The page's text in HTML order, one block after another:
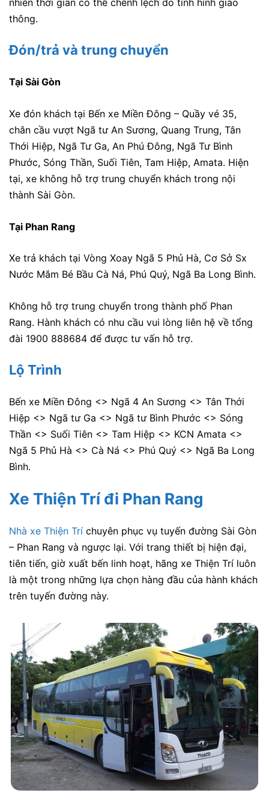
thông.
Đón/trả và trung chuyển
Tại Sài Gòn
Xe đón khách tại Bến xe Miền Đông – Quầy vé 35,
chân cầu vượt Ngã tư An Sương, Quang Trung, Tân
Thới Hiệp, Ngã Tư Ga, An Phú Đông, Ngã Tư Bình
Phước, Sóng Thần, Suối Tiên, Tam Hiệp, Amata. Hiện
tại, xe không hỗ trợ trung chuyển khách trong nội
thành Sài Gòn.
Tại Phan Rang
Xe trả khách tại Vòng Xoay Ngã 5 Phủ Hà, Cơ Sở Sx
Nước Mắm Bé Bầu Cà Ná, Phú Quý, Ngã Ba Long Bình.
Không hỗ trợ trung chuyển trong thành phố Phan
Rang. Hành khách có nhu cầu vui lòng liên hệ về tổng
đài 1900 888684 để được tư vấn hỗ trợ.
Lộ Trình
Bến xe Miền Đông <> Ngã 4 An Sương <> Tân Thới
Hiệp <> Ngã tư Ga <> Ngã tư Bình Phước <> Sóng
Thần <> Suối Tiên <> Tam Hiệp <> KCN Amata <>
Ngã 5 Phủ Hà <> Cà Ná <> Phú Quý <> Ngã Ba Long
Bình.
Xe Thiện Trí đi Phan Rang
Nhà xe Thiện Trí chuyên phục vụ tuyến đường Sài Gòn
– Phan Rang và ngược lại. Với trang thiết bị hiện đại,
tiên tiến, giờ xuất bến linh hoạt, hãng xe Thiện Trí luôn
là một trong những lựa chọn hàng đầu của hành khách
trên tuyến đường này.